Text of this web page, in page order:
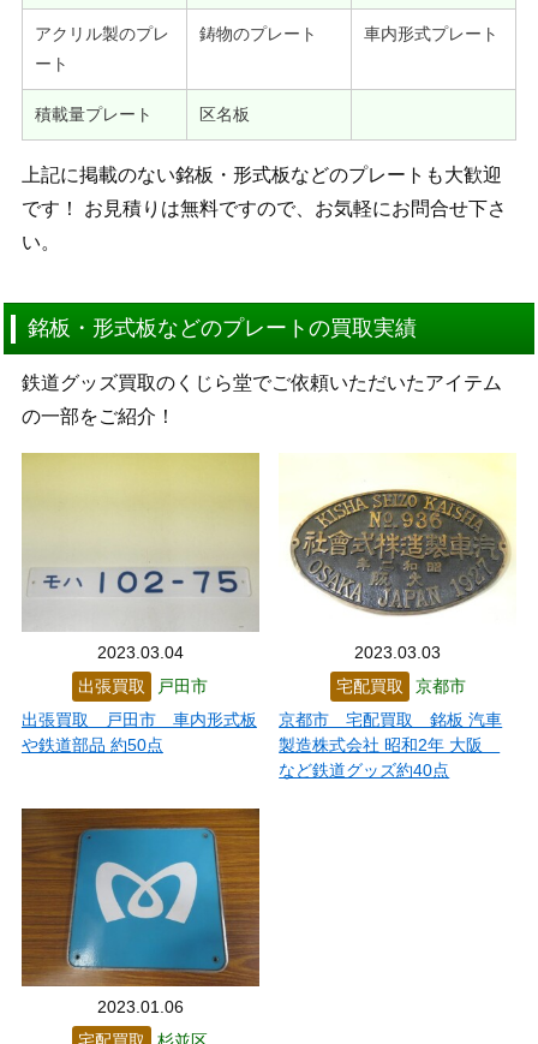
アクリル製のプレ
ート
鋳物のプレート 車内形式プレート
積載量プレート 区名板
上記に掲載のない銘板・形式板などのプレートも大歓迎
です！ お見積りは無料ですので、お気軽にお問合せ下さ
い。
銘板・形式板などのプレートの買取実績
鉄道グッズ買取のくじら堂でご依頼いただいたアイテム
の一部をご紹介！
2023.03.04
出張買取
戸田市
出張買取 戸田市 車内形式板
や鉄道部品 約50点
2023.03.03
宅配買取
京都市
京都市 宅配買取 銘板 汽車
製造株式会社 昭和2年 大阪
など鉄道グッズ約40点
2023.01.06